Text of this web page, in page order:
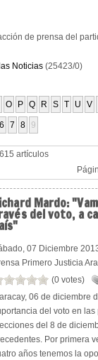
de prensa del
Noticias (25423/0)
O P Q R S T U V
6 7 8 9
artículos
Mardo:
del voto, a
07 Diciembre
Primero Justicia
(0 votes)
06 de diciembre
del voto en las
del 8 de
Por primera
años tenemos la